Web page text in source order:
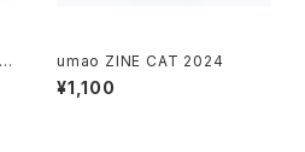
umao ZINE CAT 2024
¥1,100